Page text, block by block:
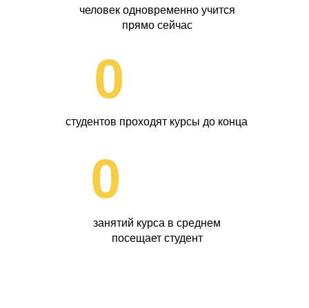
человек одновременно учится
прямо сейчас
0
студентов проходят курсы до конца
0
занятий курса в среднем
посещает студент